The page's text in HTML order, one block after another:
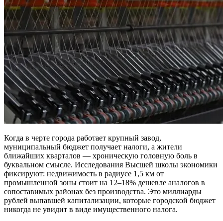
Когда в черте города работает крупный завод,
муниципальный бюджет получает налоги, а жители
ближайших кварталов — хроническую головную боль в
буквальном смысле. Исследования Высшей школы экономики
фиксируют: недвижимость в радиусе 1,5 км от
промышленной зоны стоит на 12–18% дешевле аналогов в
сопоставимых районах без производства. Это миллиарды
рублей выпавшей капитализации, которые городской бюджет
никогда не увидит в виде имущественного налога.